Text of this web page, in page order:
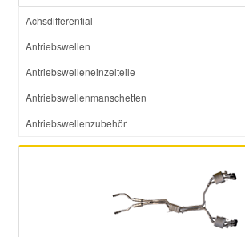
Achsdifferential
Antriebswellen
Antriebswelleneinzelteile
Antriebswellenmanschetten
Antriebswellenzubehör